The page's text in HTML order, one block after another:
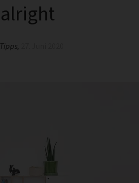
alright
Tipps,